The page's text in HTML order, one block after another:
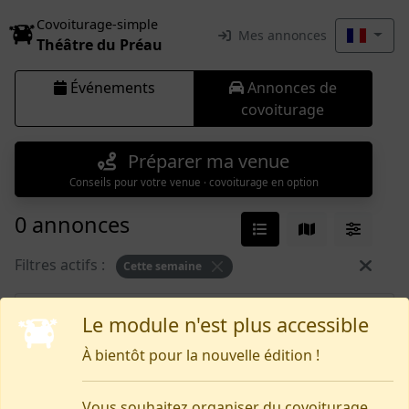
Le module n'est plus accessible
À bientôt pour la nouvelle édition !
Covoiturage-simple
Théâtre du Préau Mes annonces
Événements
Annonces de
covoiturage
Préparer ma venue
Conseils pour votre venue · covoiturage en option
0 annonces
Filtres actifs : Cette semaine
Rien pour le moment